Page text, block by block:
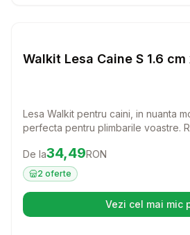
Walkit Lesa Caine S 1.6
Lesa Walkit pentru caini, in nuanta
perfecta pentru plimbarile voastre.
fiecare aventura alaturi de prietenul
Preț:34.49 RON
De la34,49RON
2 oferte
Vezi cel mai mic
(se